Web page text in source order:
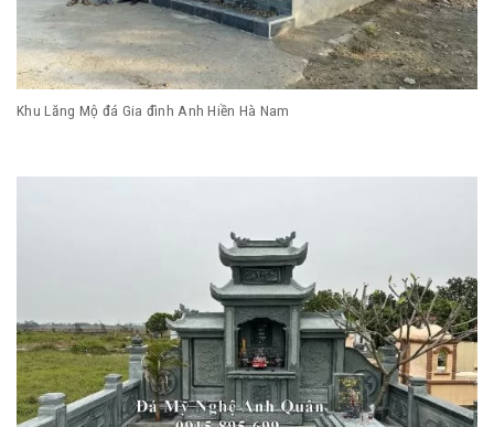
Khu Lăng Mộ đá Gia đình Anh Hiền Hà Nam